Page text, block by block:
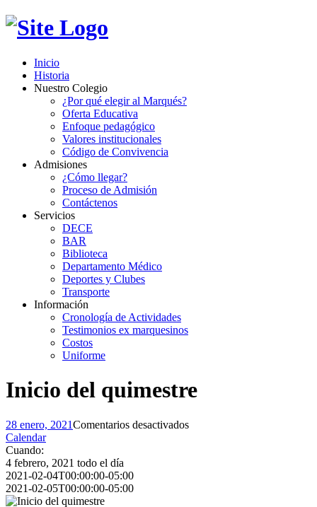
Inicio
Historia
Nuestro Colegio
¿Por qué elegir al Marqués?
Oferta Educativa
Enfoque pedagógico
Valores institucionales
Código de Convivencia
Admisiones
¿Cómo llegar?
Proceso de Admisión
Contáctenos
Servicios
DECE
BAR
Biblioteca
Departamento Médico
Deportes y Clubes
Transporte
Información
Cronología de Actividades
Testimonios ex marquesinos
Costos
Uniforme
Inicio del quimestre
28 enero, 2021Comentarios desactivadosen
Calendar
Cuando:
4 febrero, 2021 todo el día
2021-02-04T00:00:00-05:00
2021-02-05T00:00:00-05:00